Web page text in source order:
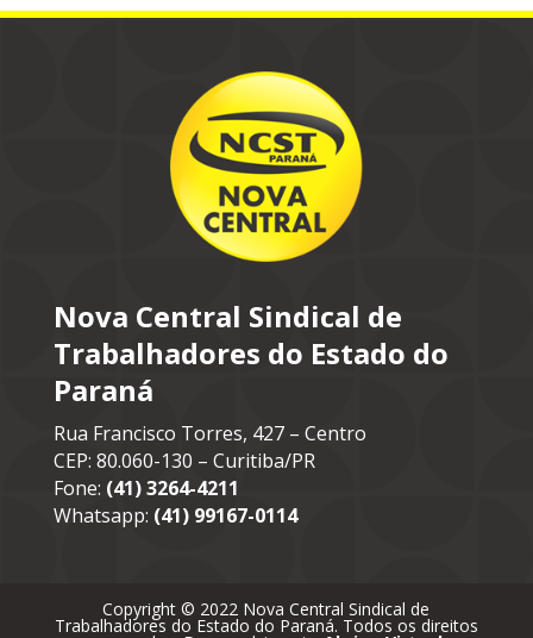
Nova Central Sindical de
Trabalhadores do Estado do
Paraná
Rua Francisco Torres, 427 – Centro
CEP: 80.060-130 – Curitiba/PR
Fone: (41) 3264-4211
Whatsapp: (41) 99167-0114
Copyright © 2022 Nova Central Sindical de
Trabalhadores do Estado do Paraná. Todos os direitos